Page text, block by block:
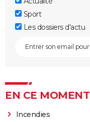
Sport
Les dossiers d'actu
EN CE MOMENT
Incendies